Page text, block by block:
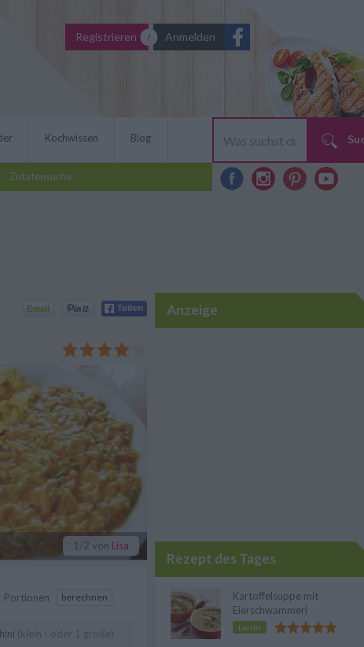
Registrieren Anmelden
Zutatensuche
Kochwissen Blog
zubereitet: Rezept für
1 /2 von Lisa
Portionen berechnen
(klein - oder 1 große)
Anzeige
Rezept des Tages
Kartoffelsuppe mit
Eierschwammerl
Leicht